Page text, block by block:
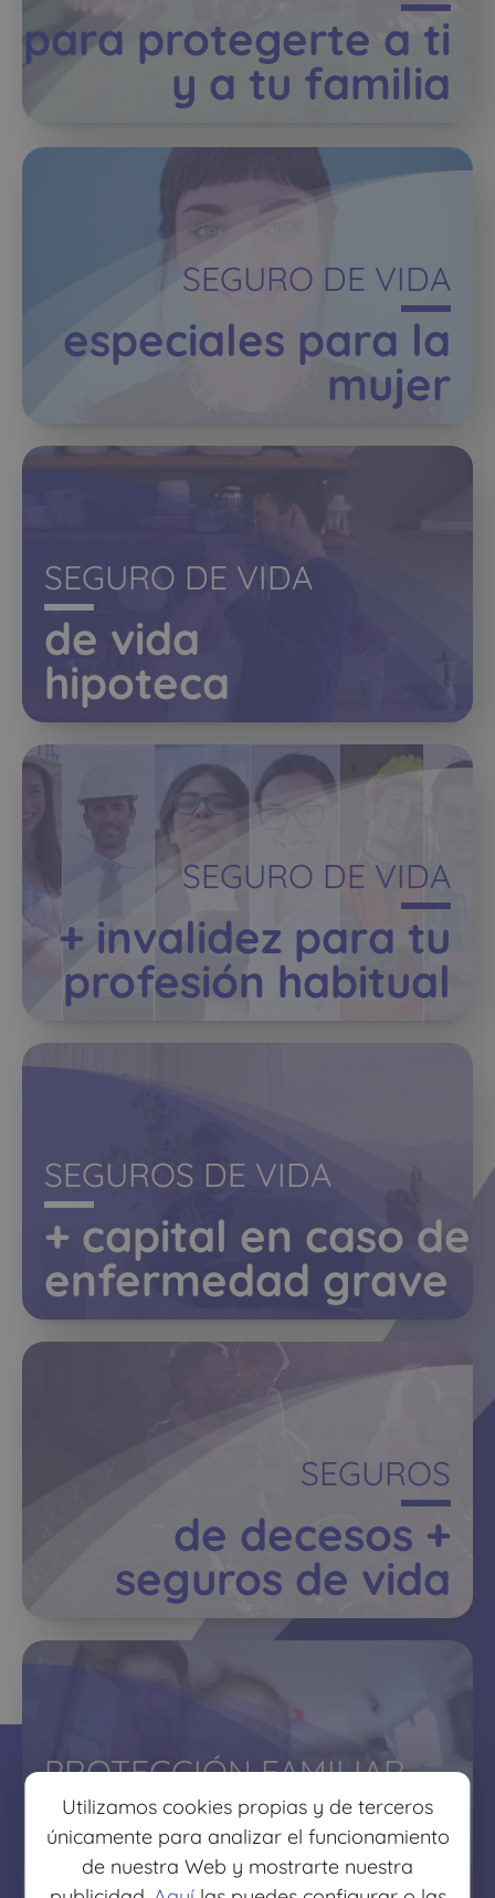
Utilizamos cookies propias y de terceros
únicamente para analizar el funcionamiento
de nuestra Web y mostrarte nuestra
para protegerte a ti
y a tu familia
SEGURO DE VIDA
especiales para la
mujer
SEGURO DE VIDA
de vida
hipoteca
SEGURO DE VIDA
+ invalidez para tu
profesión habitual
SEGUROS DE VIDA
+ capital en caso de
enfermedad grave
SEGUROS
de decesos +
seguros de vida
PROTECCIÓN FAMILIAR
protege lo que más
quieres